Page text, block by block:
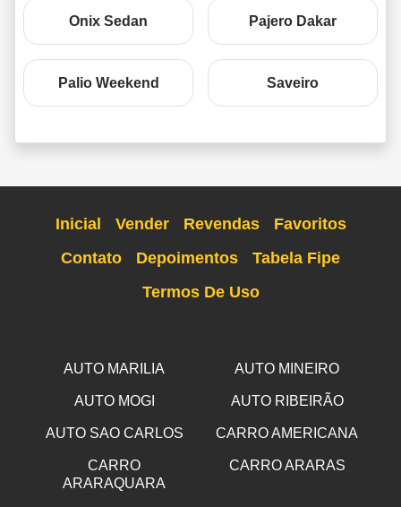
Onix Sedan Pajero Dakar
Palio Weekend Saveiro
Inicial Vender Revendas
Favoritos
Contato
Depoimentos
Tabela Fipe
Termos De Uso
AUTO MARILIA AUTO MINEIRO
AUTO MOGI AUTO RIBEIRÃO
AUTO SAO CARLOS CARRO AMERICANA
CARRO
ARARAQUARA
CARRO ARARAS